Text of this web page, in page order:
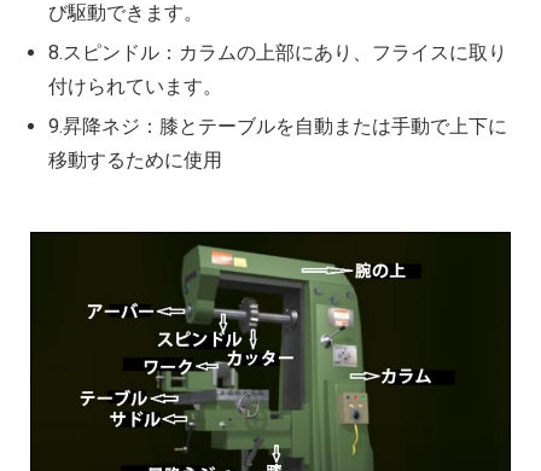
び駆動できます。
8.スピンドル：カラムの上部にあり、フライスに取り
付けられています。
9.昇降ネジ：膝とテーブルを自動または手動で上下に
移動するために使用